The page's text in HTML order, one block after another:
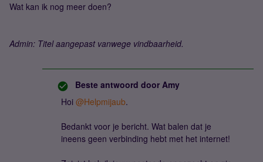
Wat kan ik nog meer doen?
Admin: Titel aangepast vanwege vindbaarheid.
Beste antwoord door Amy
Hoi @Helpmijaub.
Bedankt voor je bericht. Wat balen dat je
ineens geen verbinding hebt met het internet!